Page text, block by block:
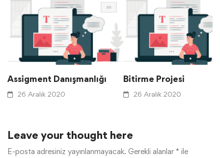
Assigment Danışmanlığı
26 Aralık 2020
Bitirme Projesi
26 Aralık 2020
Leave your thought here
E-posta adresiniz yayınlanmayacak. Gerekli alanlar * ile